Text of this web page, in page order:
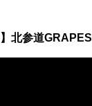
北参道GRAPES